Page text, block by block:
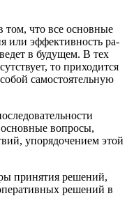
том, что все основные
или эффективность ра­
в будущем. В тех
то приходит­ся
само­стоятельную
вопросы,
упорядочением этой
принятия решений,
решений в